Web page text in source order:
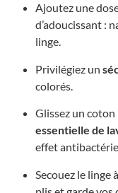
Ajoutez une
d’adoucissant :
linge.
Privilégiez un
colorés.
Glissez un
essentielle de
effet
Secouez le linge